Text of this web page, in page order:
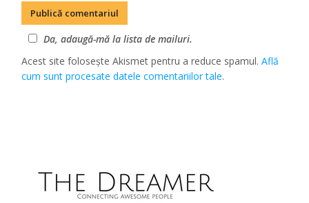
Da, adaugă-mă la lista de mailuri.
Acest site folosește Akismet pentru a reduce spamul.Află
cum sunt procesate datele comentariilor tale.